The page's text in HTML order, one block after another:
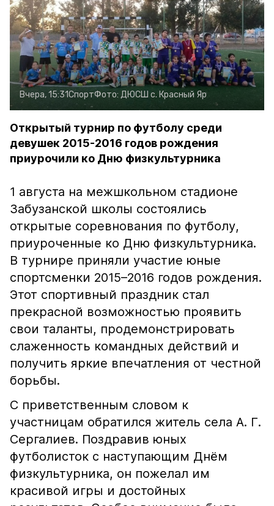
Вчера, 15:31СпортФото: ДЮСШ с. Красный Яр
Открытый турнир по футболу среди
девушек 2015-2016 годов рождения
приурочили ко Дню физкультурника
1 августа на межшкольном стадионе
Забузанской школы состоялись
открытые соревнования по футболу,
приуроченные ко Дню физкультурника.
В турнире приняли участие юные
спортсменки 2015–2016 годов рождения.
Этот спортивный праздник стал
прекрасной возможностью проявить
свои таланты, продемонстрировать
слаженность командных действий и
получить яркие впечатления от честной
борьбы.
С приветственным словом к
участницам обратился житель села А. Г.
Сергалиев. Поздравив юных
футболисток с наступающим Днём
физкультурника, он пожелал им
красивой игры и достойных